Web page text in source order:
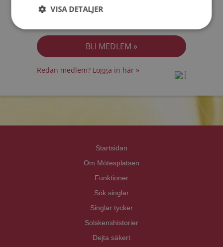
Jag accepterarMedlemsvillkoren
Redan medlem? Logga in här »
Startsidan
Om Mötesplatsen
Funktioner
Sök singlar
Singlar tycker
Solskenshistorier
Dejta säkert
VISA DETALJER